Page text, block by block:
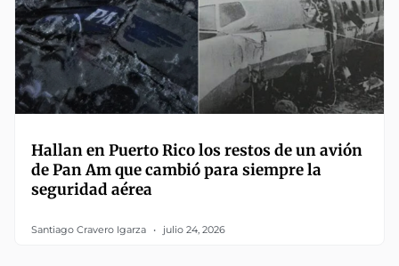
Hallan en Puerto Rico los restos de un avión
de Pan Am que cambió para siempre la
seguridad aérea
Santiago Cravero Igarza julio 24, 2026